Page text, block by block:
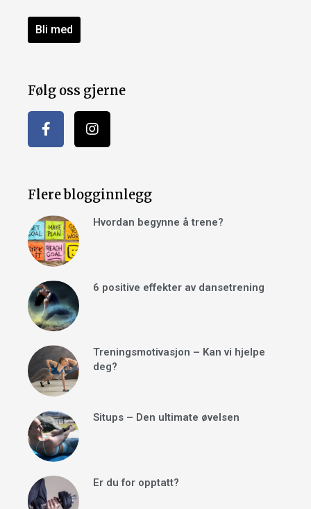
Bli med
Følg oss gjerne
Flere blogginnlegg
Hvordan begynne å trene?
6 positive effekter av dansetrening
Treningsmotivasjon – Kan vi hjelpe
deg?
Situps – Den ultimate øvelsen
Er du for opptatt?